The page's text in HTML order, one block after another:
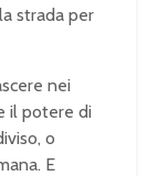
strada per
nei
il potere di
o
E